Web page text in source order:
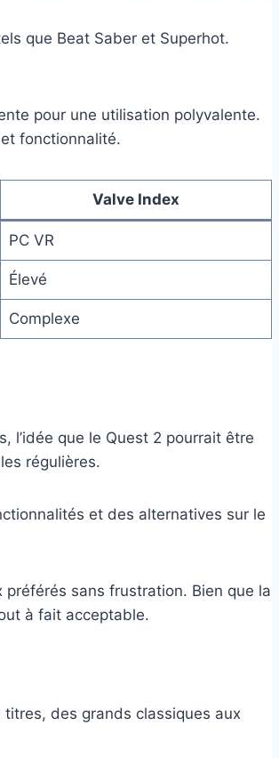
que Beat Saber et Superhot.
pour une utilisation polyvalente.
fonctionnalité.
Valve Index
PC VR
Élevé
Complexe
l’idée que le Quest 2 pourrait être
régulières.
sans frustration. Bien que la
à fait acceptable.
des grands classiques aux